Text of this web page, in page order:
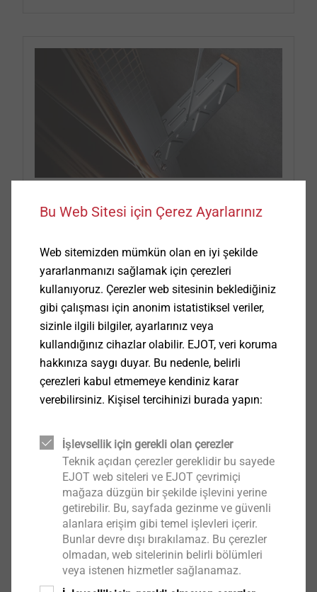
CROSSFIX®– Arkadan havalandırmalı
CROSSFIX®altyapısı, sürdürülebilirlik, çevre
koruma, esneklik ve en yüksek güvenlik
gereksinimlerine büyük önem veren mimarların,
inşaatçıların ve üreticilerin gereksinimlerini
karşılamak için geliştirildi.
Devam et
Bu Web Sitesi için Çerez Ayarlarınız
Web sitemizden mümkün olan en iyi şekilde
yararlanmanızı sağlamak için çerezleri
kullanıyoruz. Çerezler web sitesinin beklediğiniz
gibi çalışması için anonim istatistiksel veriler,
sizinle ilgili bilgiler, ayarlarınız veya
kullandığınız cihazlar olabilir. EJOT, veri koruma
hakkınıza saygı duyar. Bu nedenle, belirli
çerezleri kabul etmemeye kendiniz karar
verebilirsiniz. Kişisel tercihinizi burada yapın:
İşlevsellik için gerekli olan çerezler
Teknik açıdan çerezler gereklidir bu sayede
EJOT web siteleri ve EJOT çevrimiçi
mağaza düzgün bir şekilde işlevini yerine
getirebilir. Bu, sayfada gezinme ve güvenli
alanlara erişim gibi temel işlevleri içerir.
Bunlar devre dışı bırakılamaz. Bu çerezler
olmadan, web sitelerinin belirli bölümleri
veya istenen hizmetler sağlanamaz.